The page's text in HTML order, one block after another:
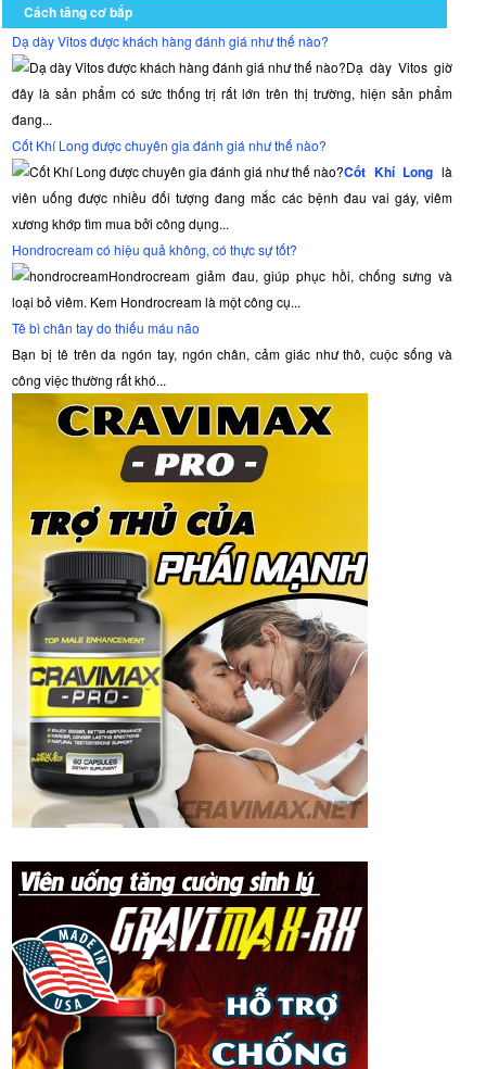
Cách tăng cơ bắp
Dạ dày Vitos được khách hàng đánh giá như thế nào?
Dạ dày Vitos giờ
đây là sản phẩm có sức thống trị rất lớn trên thị trường, hiện sản phẩm
đang...
Cốt Khí Long được chuyên gia đánh giá như thế nào?
Cốt Khí Long là
viên uống được nhiều đối tượng đang mắc các bệnh đau vai gáy, viêm
xương khớp tìm mua bởi công dụng...
Hondrocream có hiệu quả không, có thực sự tốt?
Hondrocream giảm đau, giúp phục hồi, chống sưng và
loại bỏ viêm. Kem Hondrocream là một công cụ...
Tê bì chân tay do thiếu máu não
Bạn bị tê trên da ngón tay, ngón chân, cảm giác như thô, cuộc sống và
công việc thường rất khó...